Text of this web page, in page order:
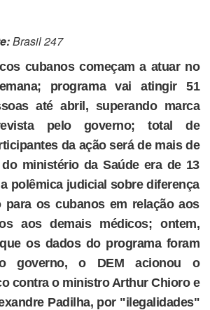
Brasil 247
cubanos começam a atuar no
programa vai atingir 51
até abril, superando marca
pelo governo; total de
da ação será de mais de
ministério da Saúde era de 13
polêmica judicial sobre diferença
para os cubanos em relação aos
aos demais médicos; ontem,
os dados do programa foram
governo, o DEM acionou o
contra o ministro Arthur Chioro e
Padilha, por "ilegalidades"